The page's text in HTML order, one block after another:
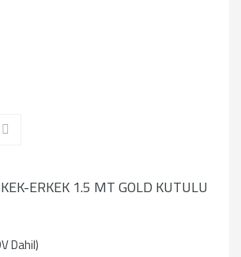
ERKEK 1.5 MT GOLD KUTULU
Dahil)